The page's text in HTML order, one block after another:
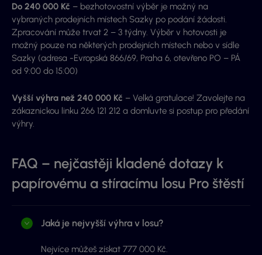
Do 240 000 Kč – bezhotovostní výběr je možný na
vybraných prodejních místech Sazky po podání žádosti.
Zpracování může trvat 2 – 3 týdny. Výběr v hotovosti je
možný pouze na některých prodejních místech nebo v sídle
Sazky (adresa -Evropská 866/69, Praha 6, otevřeno PO – PÁ
od 9:00 do 15:00)
Vyšší výhra než 240 000 Kč – Velká gratulace! Zavolejte na
zákaznickou linku 266 121 212 a domluvte si postup pro předání
výhry.
FAQ – nejčastěji kladené dotazy k
papírovému a stíracímu losu Pro štěstí
Jaká je nejvyšší výhra v losu?
Nejvíce můžeš získat 777 000 Kč.